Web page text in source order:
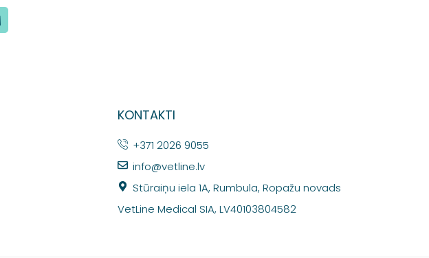
KONTAKTI
+371 2026 9055
info@vetline.lv
Stūraiņu iela 1A, Rumbula, Ropažu novads
VetLine Medical SIA, LV40103804582